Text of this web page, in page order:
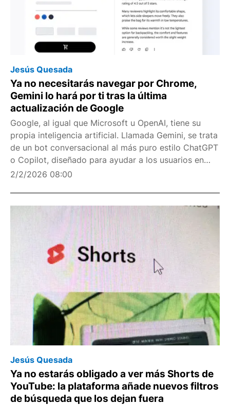
Jesús Quesada
Ya no necesitarás navegar por Chrome,
Gemini lo hará por ti tras la última
actualización de Google
Google, al igual que Microsoft u OpenAI, tiene su
propia inteligencia artificial. Llamada Gemini, se trata
de un bot conversacional al más puro estilo ChatGPT
o Copilot, diseñado para ayudar a los usuarios en
todo lo posible. Entre sus habilidades se encuentra la
2/2/2026 08:00
Jesús Quesada
Ya no estarás obligado a ver más Shorts de
YouTube: la plataforma añade nuevos filtros
de búsqueda que los dejan fuera